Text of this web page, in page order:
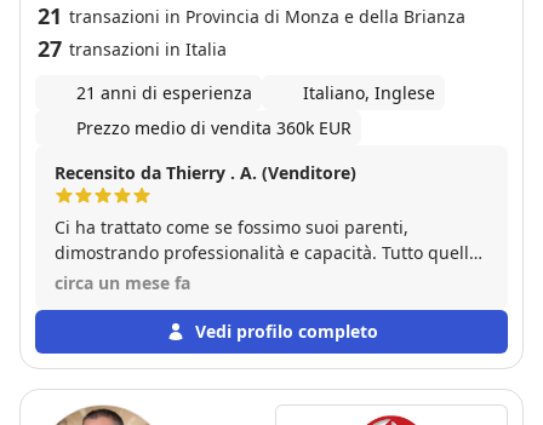
21 transazioni in Provincia di Monza e della Brianza
27 transazioni in Italia
21 anni di esperienza
Italiano, Inglese
Prezzo medio di vendita 360k EUR
Recensito da Thierry . A. (Venditore)
Ci ha trattato come se fossimo suoi parenti,
dimostrando professionalità e capacità. Tutto quello
che ha detto e ci ha promesso si è realizzato. Magari
circa un mese fa
Vedi profilo completo